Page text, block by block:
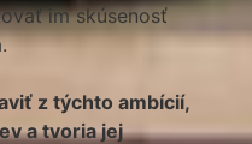
im skúsenosť
z týchto ambícií,
a tvoria jej